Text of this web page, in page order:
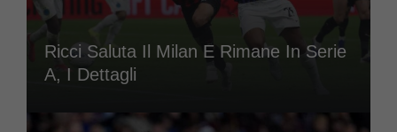
Ricci Saluta Il Milan E Rimane In Serie
A, I Dettagli